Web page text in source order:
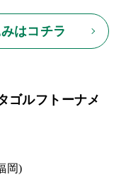
はコチラ
ゴルフトーナメ
岡)